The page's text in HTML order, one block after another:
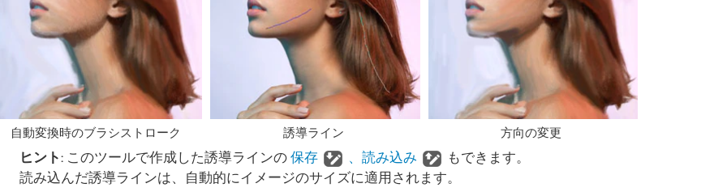
自動変換時のブラシストローク 誘導ライン 方向の変更
ヒント: このツールで作成した誘導ラインの保存 、読み込み
もできます。
読み込んだ誘導ラインは、自動的にイメージのサイズに適用されます。